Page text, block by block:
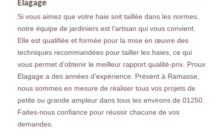
Elagage
Si vous aimez que votre haie soit taillée dans les normes,
notre équipe de jardiniers est l’artisan qui vous convient.
Elle est qualifiée et formée pour la mise en œuvre des
techniques recommandées pour tailler les haies, ce qui
vous permet d’obtenir le meilleur rapport qualité-prix. Proux
Elagage a des années d'expérience. Présent à Ramasse,
nous sommes en mesure de réaliser tous vos projets de
petite ou grande ampleur dans tous les environs de 01250.
Faites-nous confiance pour réussir chacune de vos
demandes.